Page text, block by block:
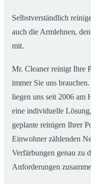
Selbstverständlich
auch die Armlehnen,
mit.
Mr. Cleaner reinigt Ihre
immer Sie uns
liegen uns seit 2006 am
eine individuelle
geplante reinigen Ihrer
Einwohner zählenden
Verfärbungen genau zu
Anforderungen